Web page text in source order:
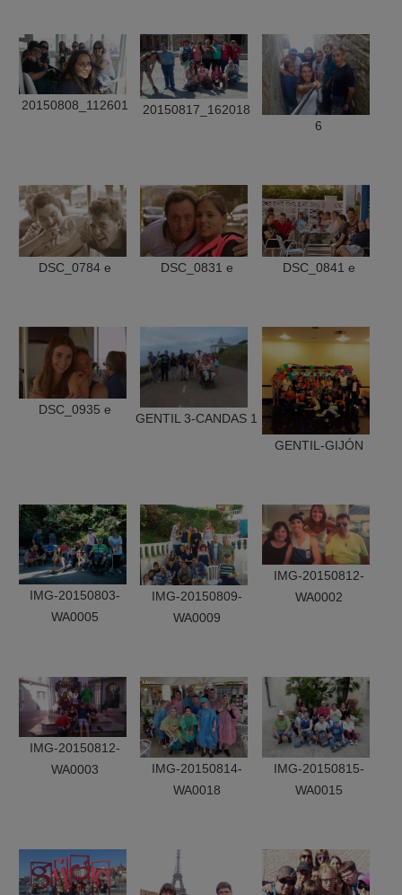
20150808_112601
20150817_162018
6
DSC_0784 e DSC_0831 e DSC_0841 e
DSC_0935 e
GENTIL 3-CANDAS 1
GENTIL-GIJÓN
IMG-20150803-
WA0005
IMG-20150809-
WA0009
IMG-20150812-
WA0002
IMG-20150812-
WA0003
IMG-20150814-
WA0018
IMG-20150815-
WA0015